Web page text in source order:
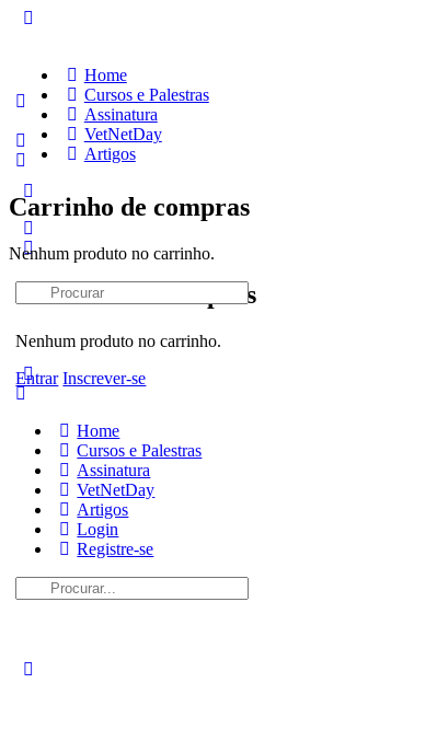
Home
Cursos e Palestras
Assinatura
VetNetDay
Artigos
Carrinho de compras
Nenhum produto no carrinho.
Entrar Inscrever-se
Carrinho de compras
Nenhum produto no carrinho.
Procurar:
Home
Cursos e Palestras
Assinatura
VetNetDay
Artigos
Login
Registre-se
Procurar: